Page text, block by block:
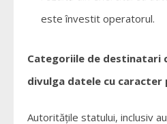
este învestit operatorul.
Categoriile de destinatari
divulga datele cu caracter
Autorităţile statului, inclusiv